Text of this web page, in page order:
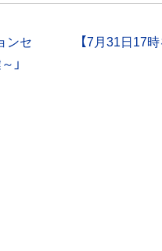
ンセ
」
【7月31日17